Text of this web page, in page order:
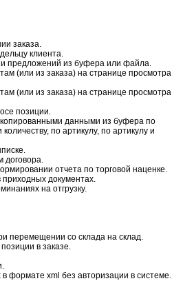
заказа.
клиента.
и предложений из буфера или файла.
(или из заказа) на странице просмотра
(или из заказа) на странице просмотра
позиции.
копированными данными из буфера по
по артикулу, по артикулу и
договора.
отчета по торговой наценке.
приходных документах.
на отгрузку.
перемещении со склада на склад.
в заказе.
формате xml без авторизации в системе.